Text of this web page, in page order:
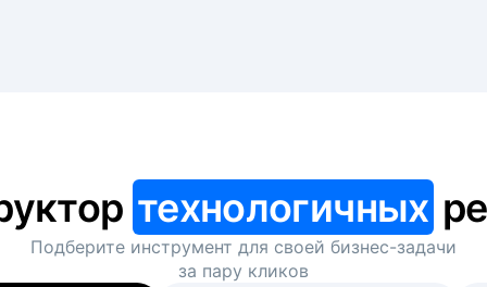
технологичных
Подберите инструмент для своей бизнес-задачи
за пару кликов